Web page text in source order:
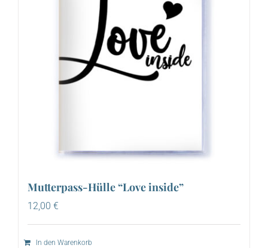
Mutterpass-Hülle “Love inside”
12,00 €
In den Warenkorb